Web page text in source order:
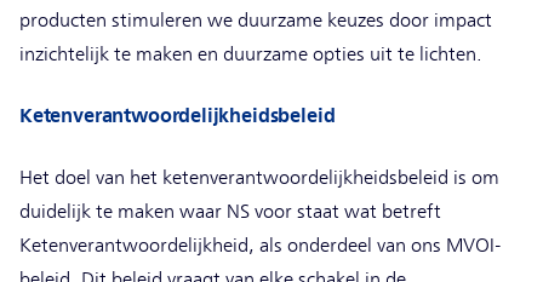
producten stimuleren we duurzame keuzes door impact
inzichtelijk te maken en duurzame opties uit te lichten.
Ketenverantwoordelijkheidsbeleid
Het doel van het ketenverantwoordelijkheidsbeleid is om
duidelijk te maken waar NS voor staat wat betreft
Ketenverantwoordelijkheid, als onderdeel van ons MVOI-